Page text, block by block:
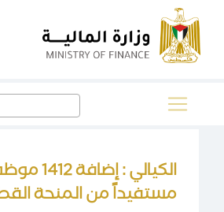
Search
for:
الكيالي : إضافة
مستفيداً من المنحة